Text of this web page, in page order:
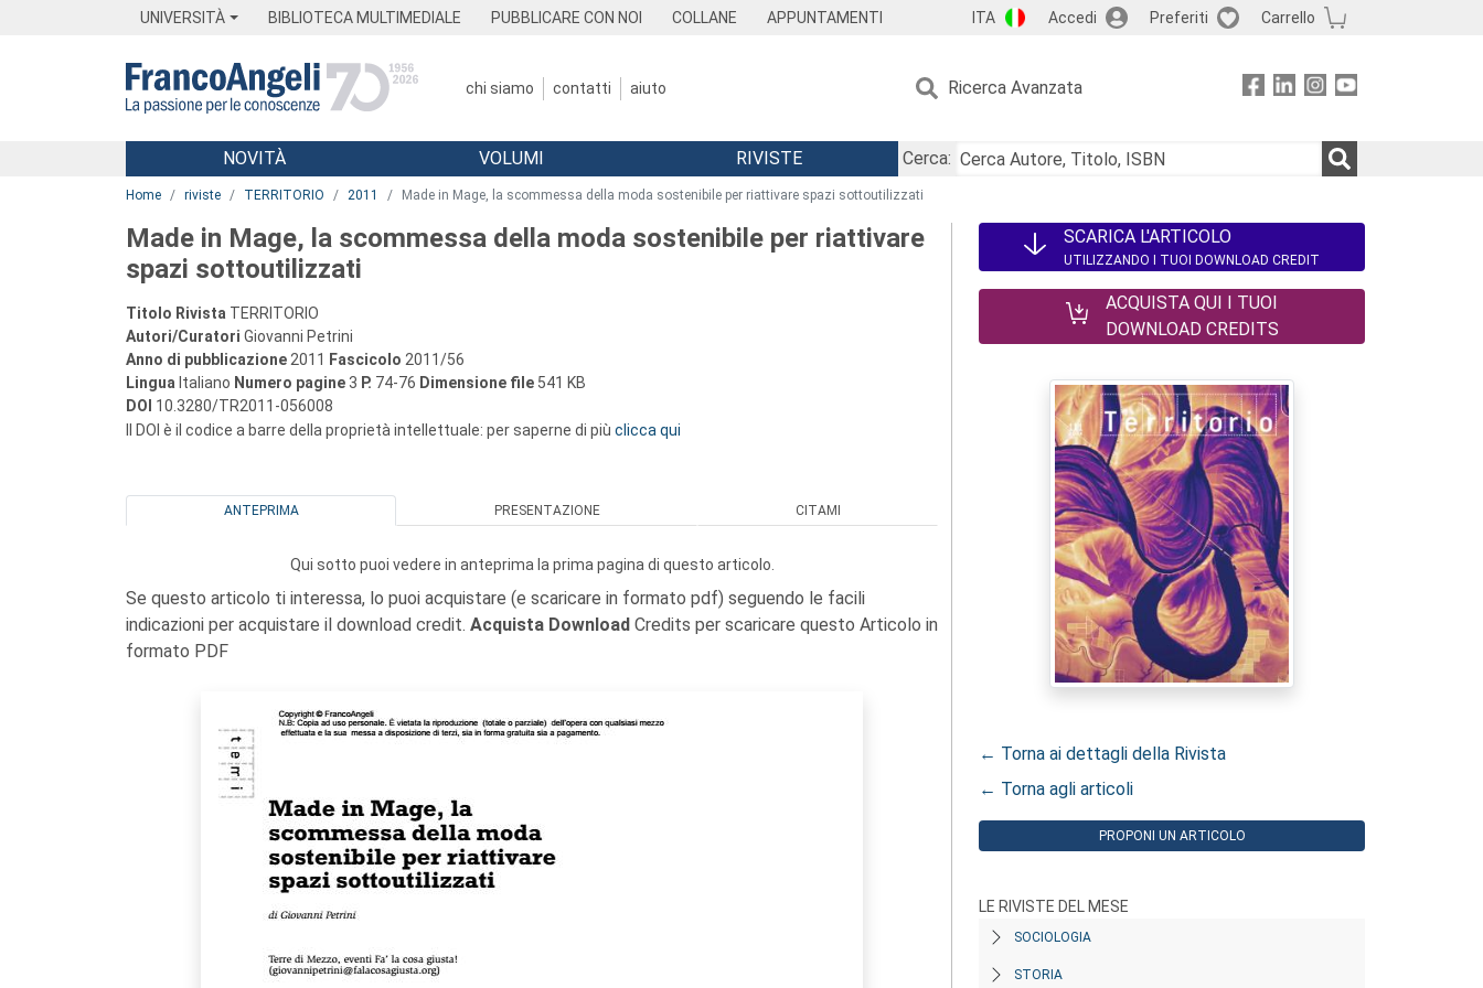
UNIVERSITÀ BIBLIOTECA MULTIMEDIALE PUBBLICARE CON NOI COLLANE APPUNTAMENTI ITA Accedi Preferiti Carrello
chi siamo contatti aiuto Ricerca Avanzata
Menu
NOVITÀ VOLUMI RIVISTE
Cerca:
Home riviste TERRITORIO 2011 Made in Mage, la scommessa della moda sostenibile per riattivare spazi sottoutilizzati
Made in Mage, la scommessa della moda sostenibile per riattivare
spazi sottoutilizzati
Titolo Rivista TERRITORIO
Autori/Curatori Giovanni Petrini
Anno di pubblicazione 2011 Fascicolo 2011/56
Lingua Italiano Numero pagine 3 P. 74-76 Dimensione file 541 KB
DOI 10.3280/TR2011-056008
Il DOI è il codice a barre della proprietà intellettuale: per saperne di più clicca qui
ANTEPRIMA PRESENTAZIONE CITAMI
Qui sotto puoi vedere in anteprima la prima pagina di questo articolo.
Se questo articolo ti interessa, lo puoi acquistare (e scaricare in formato pdf) seguendo le facili
indicazioni per acquistare il download credit. Acquista Download Credits per scaricare questo Articolo in
formato PDF
SCARICA L'ARTICOLO
UTILIZZANDO I TUOI DOWNLOAD CREDIT
ACQUISTA QUI I TUOI
DOWNLOAD CREDITS
← Torna ai dettagli della Rivista
← Torna agli articoli
PROPONI UN ARTICOLO
LE RIVISTE DEL MESE
SOCIOLOGIA
STORIA